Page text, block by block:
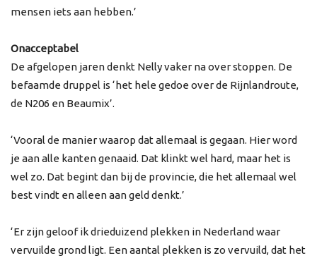
mensen iets aan hebben.’
Onacceptabel
De afgelopen jaren denkt Nelly vaker na over stoppen. De
befaamde druppel is ‘het hele gedoe over de Rijnlandroute,
de N206 en Beaumix’.
‘Vooral de manier waarop dat allemaal is gegaan. Hier word
je aan alle kanten genaaid. Dat klinkt wel hard, maar het is
wel zo. Dat begint dan bij de provincie, die het allemaal wel
best vindt en alleen aan geld denkt.’
‘Er zijn geloof ik drieduizend plekken in Nederland waar
vervuilde grond ligt. Een aantal plekken is zo vervuild, dat het